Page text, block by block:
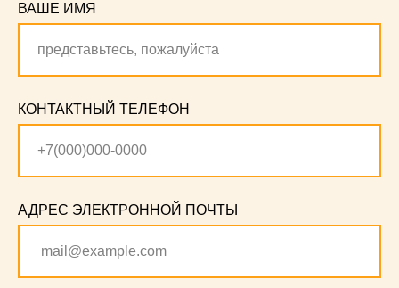
ВАШЕ ИМЯ
КОНТАКТНЫЙ ТЕЛЕФОН
АДРЕС ЭЛЕКТРОННОЙ ПОЧТЫ